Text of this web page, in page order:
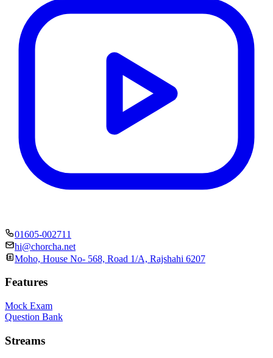
01605-002711
hi@chorcha.net
Moho, House No- 568, Road 1/A, Rajshahi 6207
Features
Mock Exam
Question Bank
Streams